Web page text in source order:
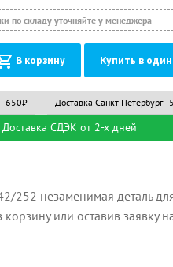
по складу уточняйте у менеджера
В корзину Купить в
- 650₽ Доставка Санкт-Петербург -
Доставка СДЭК от 2-х дней
незаменимая деталь
или оставив заявку